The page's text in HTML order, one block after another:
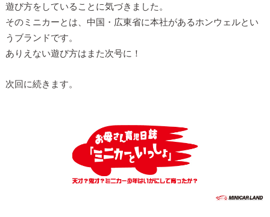
遊び方をしていることに気づきました。
そのミニカーとは、中国・広東省に本社があるホンウェルとい
うブランドです。
ありえない遊び方はまた次号に！
次回に続きます。